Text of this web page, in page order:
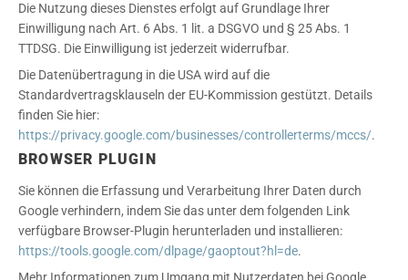
Die Nutzung dieses Dienstes erfolgt auf Grundlage Ihrer
Einwilligung nach Art. 6 Abs. 1 lit. a DSGVO und § 25 Abs. 1
TTDSG. Die Einwilligung ist jederzeit widerrufbar.
Die Datenübertragung in die USA wird auf die
Standardvertragsklauseln der EU-Kommission gestützt. Details
finden Sie hier:
https://privacy.google.com/businesses/controllerterms/mccs/.
BROWSER PLUGIN
Sie können die Erfassung und Verarbeitung Ihrer Daten durch
Google verhindern, indem Sie das unter dem folgenden Link
verfügbare Browser-Plugin herunterladen und installieren:
https://tools.google.com/dlpage/gaoptout?hl=de.